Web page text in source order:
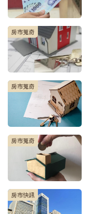
房市蒐奇
房市蒐奇
房市蒐奇
房市快訊